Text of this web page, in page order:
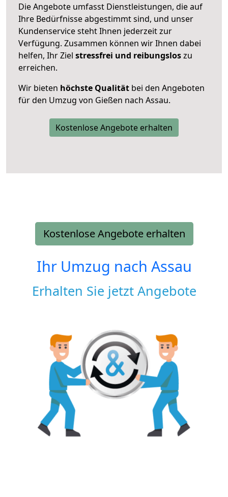
Die Angebote umfasst Dienstleistungen, die auf
Ihre Bedürfnisse abgestimmt sind, und unser
Kundenservice steht Ihnen jederzeit zur
Verfügung. Zusammen können wir Ihnen dabei
helfen, Ihr Ziel stressfrei und reibungsloszu
erreichen.
Wir bieten höchste Qualität bei den Angeboten
für den Umzug von Gießen nach Assau.
Kostenlose Angebote erhalten
Kostenlose Angebote erhalten
Ihr Umzug nach Assau
Erhalten Sie jetzt Angebote